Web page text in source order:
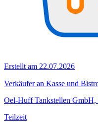
Erstellt am 22.07.2026
Verkäufer an Kasse und
Oel-Huff Tankstellen GmbH,
Teilzeit